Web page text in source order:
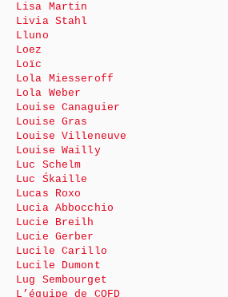
Lisa Martin
Livia Stahl
Lluno
Loez
Loïc
Lola Miesseroff
Lola Weber
Louise Canaguier
Louise Gras
Louise Villeneuve
Louise Wailly
Luc Schelm
Luc Śkaille
Lucas Roxo
Lucia Abbocchio
Lucie Breilh
Lucie Gerber
Lucile Carillo
Lucile Dumont
Lug Sembourget
L’équipe de CQFD